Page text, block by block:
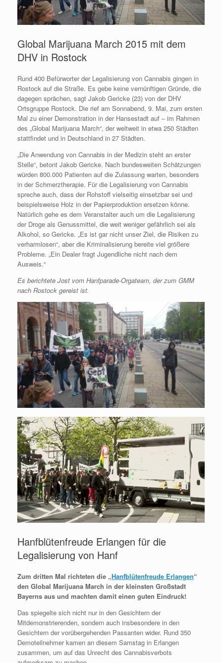
Global Marijuana March 2015 mit dem
DHV in Rostock
Rund 400 Befürworter der Legalisierung von Cannabis gingen in
Rostock auf die Straße. Es gebe keine vernünftigen Gründe, die
dagegen sprächen, sagt Jakob Gericke (23) von der DHV
Ortsgruppe Rostock. Die rief am Sonnabend, 9. Mai, zum ersten
Mal zu einer Demonstration in der Hansestadt auf – im Rahmen
des „Global Marijuana March“, der weltweit in etwa 250 Städten
stattfindet und in Deutschland in 27 Städten.
„Die Anwendung von Cannabis in der Medizin steht an erster
Stelle“, betont Jakob Gericke. Nach bundesweiten Schätzungen
würden 800.000 Patienten auf die Zulassung warten, besonders
in der Schmerztherapie. Für die Legalisierung von Cannabis
spreche auch, dass der Rohstoff vielseitig einsetzbar sei und
beispielsweise Holz in der Papierproduktion ersetzen könne.
Natürlich gehe es dem Veranstalter auch um die Legalisierung
der Droge als Genussmittel, die weit weniger gefährlich sei als
Alkohol, so Gericke. „Es ist gar nicht unser Ziel, die Risiken zu
verharmlosen“, aber die Kriminalisierung bereite viel größere
Probleme. „Ein Dealer fragt Jugendliche nicht nach dem
Ausweis.“
Es berichtete Jost vom Hanfparade-Orgateam, der zum GMM
nach Rostock gereist ist.
Hanfblütenfreude Erlangen für die
Legalisierung von Hanf
Zum dritten Mal richteten die „Hanfblütenfreude Erlangen“
den Global Marijuana March in der kleinsten Großstadt
Bayerns aus und machten damit einen guten Eindruck!
Das spiegelte sich nicht nur in den Gesichtern der
Mitdemonstrierenden, sondern auch insbesondere in den
Gesichtern der vorübergehenden Passanten wider. Rund 350
Demoteilnehmer kamen an diesem Samstag in Erlangen
zusammen, um auf das Unrecht des Cannabisverbots